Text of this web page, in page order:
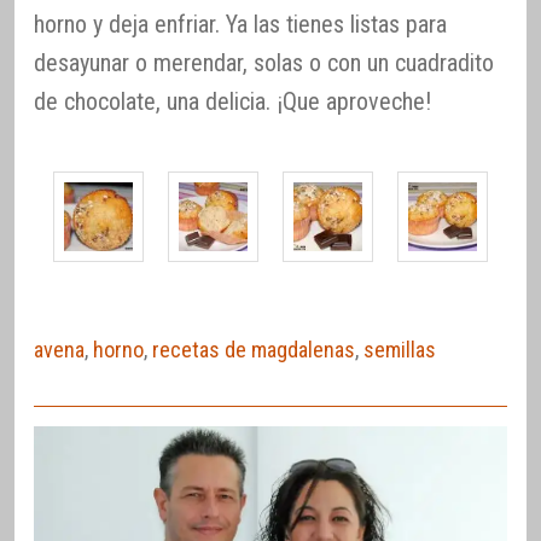
horno y deja enfriar. Ya las tienes listas para
desayunar o merendar, solas o con un cuadradito
de chocolate, una delicia. ¡Que aproveche!
avena, horno, recetas de magdalenas, semillas